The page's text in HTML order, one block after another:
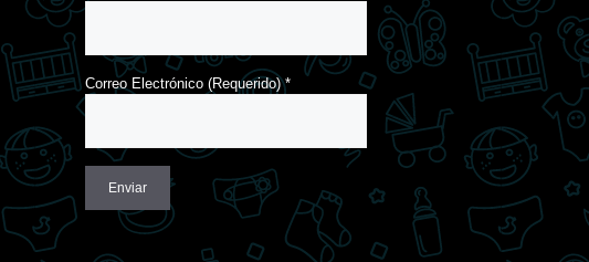
Correo Electrónico (Requerido)*
Constant
Contact